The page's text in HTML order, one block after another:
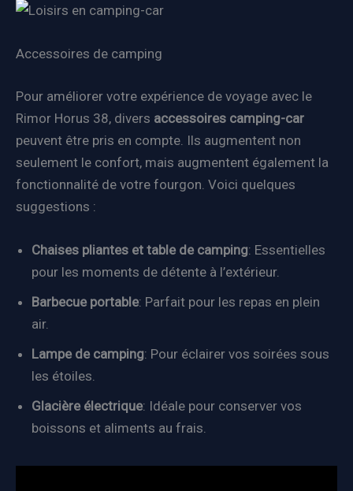
Accessoires de camping
Pour améliorer votre expérience de voyage avec le
Rimor Horus 38, divers accessoires camping-car
peuvent être pris en compte. Ils augmentent non
seulement le confort, mais augmentent également la
fonctionnalité de votre fourgon. Voici quelques
suggestions :
Chaises pliantes et table de camping: Essentielles
pour les moments de détente à l’extérieur.
Barbecue portable: Parfait pour les repas en plein
air.
Lampe de camping: Pour éclairer vos soirées sous
les étoiles.
Glacière électrique: Idéale pour conserver vos
boissons et aliments au frais.